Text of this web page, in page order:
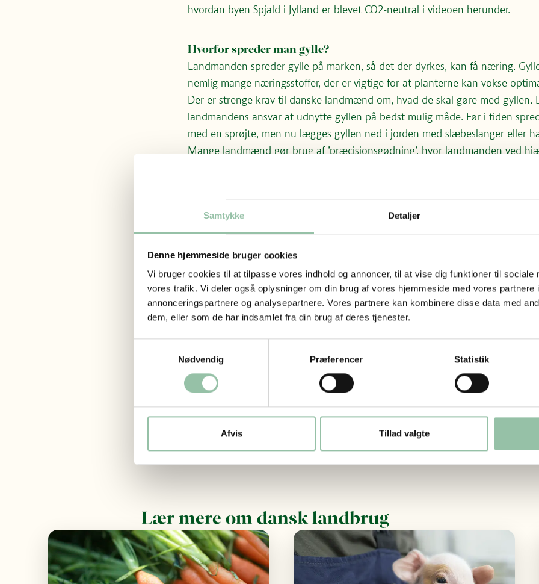
Samtykke Detaljer
Denne hjemmeside bruger cookies
Vi bruger cookies til at tilpasse vores indhold og annoncer, til at vise dig funktioner til sociale
vores trafik. Vi deler også oplysninger om din brug af vores hjemmeside med vores partnere
annonceringspartnere og analysepartnere. Vores partnere kan kombinere disse data med
dem, eller som de har indsamlet fra din brug af deres tjenester.
Nødvendig
Præferencer Statistik
Afvis Tillad valgte
hvordan byen Spjald i Jylland er blevet CO2-neutral i videoen herunder.
For at kunne afspille videoer direkte her på siden, skal du
Hvorfor spreder man gylle?
Landmanden spreder gylle på marken, så det der dyrkes, kan få næring.
nemlig mange næringsstoffer, der er vigtige for at planterne kan vokse
Der er strenge krav til danske landmænd om, hvad de skal gøre med gyllen.
landmandens ansvar at udnytte gyllen på bedst mulig måde. Før i tiden
med en sprøjte, men nu lægges gyllen ned i jorden med slæbeslanger eller
Mange landmænd gør brug af ’præcisionsgødning’, hvor landmanden ved
computer kan udregne nøjagtig, hvor meget gylle planterne har brug for.
skåne miljøet mest muligt. For meget gylle på marken betyder, at planterne
næringsstofferne, som derfor kan sive ned i jorden og forurene
Hvornår spredes der gylle?
Der er regler for, hvornår man må sprede gylle. Det skal sikre, at man
og miljøet mindst muligt. Man må ikke sprede gylle i weekender og
ligger tættere end 200 meter fra en byzone, sommerhusområde mv. Der må
planternes vækstsæson fra 1. februar og indtil høst samt fra høst og indtil
med græs eller vinterraps). Der må ikke køres gylle ud på frossen jord, eller
’vandmættet’ – altså hvis regnvand bliver liggende på jorden, uden at synke
gylle, dybstrøelse og afgrøderester mv. til biogasanlægget, får ensartet og
husdyrgødning retur. Kvælstoffet i biomassen kan have en forbedret form,
Tidligere blev biogassen brugt til elproduktion. Nu oprenses gassen
naturgaskvalitet til glæde for alle gaskunder. I 2022 udgjorde biogas 34 %
danske gasnet.
Lær mere om dansk landbrug
Læs mere om Planter Læs mere om Grisen